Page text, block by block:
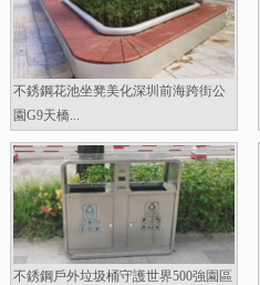
不銹鋼花池坐凳美化深圳前海跨街公
園G9天橋...
不銹鋼戶外垃圾桶守護世界500強園區